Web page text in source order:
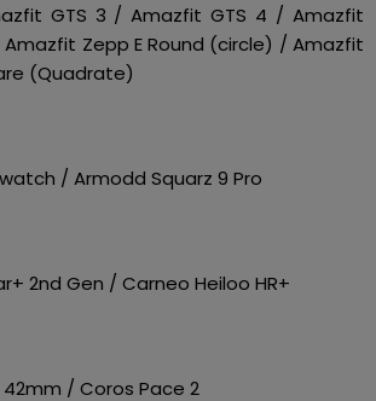
GTS 3 / Amazfit GTS 4 / Amazfit
Amazfit Zepp E Round (circle) / Amazfit
(Quadrate)
/ Armodd Squarz 9 Pro
2nd Gen / Carneo Heiloo HR+
/ Coros Pace 2